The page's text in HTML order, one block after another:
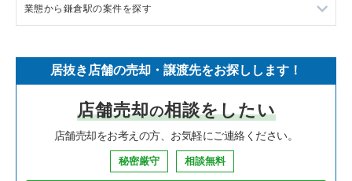
中華の居抜き売却物件の案件一覧
寿司の居抜き売却物件の案件一覧
焼肉の居抜き売却物件の案件一覧
鉄板焼き・お好み焼の居抜き売却物件の案件一覧
千葉県の飲食店の居抜き売却物件の案件一覧
神奈川県の飲食店の居抜き売却物件の案件一覧
大阪府の飲食店の居抜き売却物件の案件一覧
兵庫県の飲食店の居抜き売却物件の案件一覧
鎌倉市の飲食店の居抜き売却物件の案件一覧
川崎市高津区の飲食店の居抜き売却物件の案件一覧
横浜市鶴見区の飲食店の居抜き売却物件の案件一覧
川崎市中原区の飲食店の居抜き売却物件の案件一覧
神奈川県のラーメンの居抜き売却物件の案件一覧
神奈川県のイタリア料理の居抜き売却物件の案件一覧
神奈川県の中華の居抜き売却物件の案件一覧
神奈川県のそば・うどんの居抜き売却物件の案件一覧
業態から鎌倉駅の案件を探す
鎌倉駅のフランス料理の居抜き売却物件の案件一覧
鎌倉駅のイタリア料理の居抜き売却物件の案件一覧
鎌倉駅の寿司の居抜き売却物件の案件一覧
居抜き店舗の売却・譲渡先をお探しします！
店舗売却の相談をしたい
店舗売却をお考えの方、お気軽にご連絡ください。
秘密厳守 相談無料